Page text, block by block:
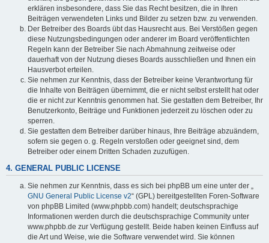
erklären insbesondere, dass Sie das Recht besitzen, die in Ihren
Beiträgen verwendeten Links und Bilder zu setzen bzw. zu verwenden.
Der Betreiber des Boards übt das Hausrecht aus. Bei Verstößen gegen
diese Nutzungsbedingungen oder anderer im Board veröffentlichten
Regeln kann der Betreiber Sie nach Abmahnung zeitweise oder
dauerhaft von der Nutzung dieses Boards ausschließen und Ihnen ein
Hausverbot erteilen.
Sie nehmen zur Kenntnis, dass der Betreiber keine Verantwortung für
die Inhalte von Beiträgen übernimmt, die er nicht selbst erstellt hat oder
die er nicht zur Kenntnis genommen hat. Sie gestatten dem Betreiber, Ihr
Benutzerkonto, Beiträge und Funktionen jederzeit zu löschen oder zu
sperren.
Sie gestatten dem Betreiber darüber hinaus, Ihre Beiträge abzuändern,
sofern sie gegen o. g. Regeln verstoßen oder geeignet sind, dem
Betreiber oder einem Dritten Schaden zuzufügen.
4. GENERAL PUBLIC LICENSE
Sie nehmen zur Kenntnis, dass es sich bei phpBB um eine unter der „
GNU General Public License v2“ (GPL) bereitgestellten Foren-Software
von phpBB Limited (www.phpbb.com) handelt; deutschsprachige
Informationen werden durch die deutschsprachige Community unter
www.phpbb.de zur Verfügung gestellt. Beide haben keinen Einfluss auf
die Art und Weise, wie die Software verwendet wird. Sie können